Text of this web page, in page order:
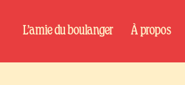
L’amie du boulanger À propos